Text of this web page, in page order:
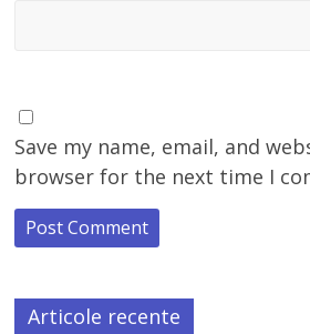
Save my name, email, and
browser for the next time I
Articole recente